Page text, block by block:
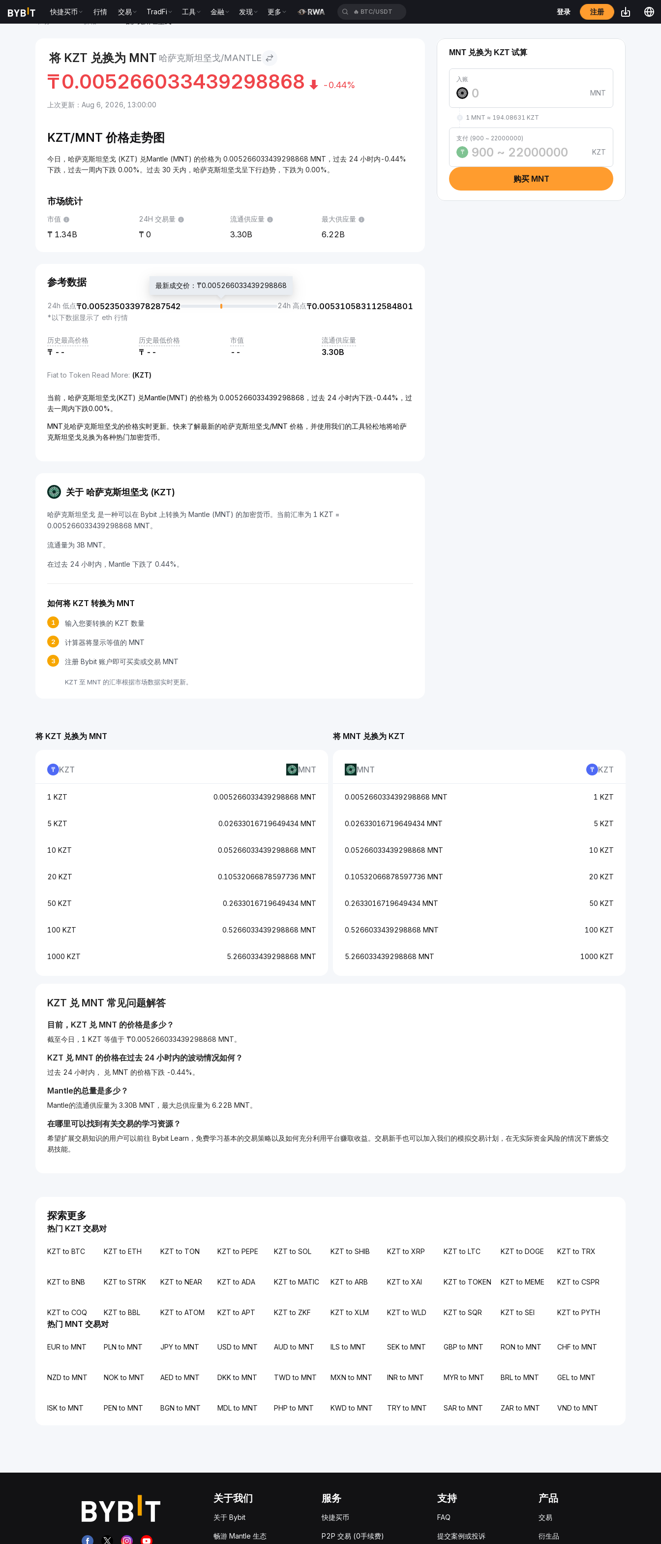
快捷买币 行情 交易 TradFi 工具 金融 发现 更多 🔥 BTC/USDT 登录 注册
将 KZT 兑换为 MNT 哈萨克斯坦坚戈/MANTLE
₸0.005266033439298868 -0.44%
上次更新：Aug 6, 2026, 13:00:00
KZT/MNT 价格走势图
今日，哈萨克斯坦坚戈 (KZT) 兑Mantle (MNT) 的价格为 0.005266033439298868 MNT，过去 24 小时内-0.44%
下跌，过去一周内下跌 0.00%。过去 30 天内，哈萨克斯坦坚戈呈下行趋势，下跌为 0.00%。
市场统计
市值
1.34B
24H 交易量
0
流通供应量
3.30B
最大供应量
6.22B
参考数据
24h 低点₸0.005235033978287542
最新成交价：₸0.005266033439298868
24h 高点₸0.005310583112584801
*以下数据显示了 eth 行情
历史最高价格
₸ --
历史最低价格
₸ --
市值
--
流通供应量
3.30B
Fiat to Token Read More: (KZT)
当前，哈萨克斯坦坚戈(KZT) 兑Mantle(MNT) 的价格为 0.005266033439298868，过去 24 小时内下跌-0.44%，过
去一周内下跌0.00%。
MNT兑哈萨克斯坦坚戈的价格实时更新。快来了解最新的哈萨克斯坦坚戈/MNT 价格，并使用我们的工具轻松地将哈萨
克斯坦坚戈兑换为各种热门加密货币。
关于 哈萨克斯坦坚戈 (KZT)
哈萨克斯坦坚戈 是一种可以在 Bybit 上转换为 Mantle (MNT) 的加密货币。当前汇率为 1 KZT =
0.005266033439298868 MNT。
流通量为 3B MNT。
在过去 24 小时内，Mantle 下跌了 0.44%。
如何将 KZT 转换为 MNT
1 输入您要转换的 KZT 数量
2 计算器将显示等值的 MNT
3 注册 Bybit 账户即可买卖或交易 MNT
KZT 至 MNT 的汇率根据市场数据实时更新。
MNT 兑换为 KZT 试算
入账
MNT
1 MNT ≈ 194.08631 KZT
支付 (900 ~ 22000000)
₸
KZT
购买 MNT
将 MNT 兑换为 KZT
MNT KZT
0.005266033439298868 MNT 1 KZT
0.02633016719649434 MNT 5 KZT
0.05266033439298868 MNT 10 KZT
0.10532066878597736 MNT 20 KZT
0.2633016719649434 MNT 50 KZT
0.5266033439298868 MNT 100 KZT
5.266033439298868 MNT 1000 KZT
将 KZT 兑换为 MNT
KZT MNT
1 KZT 0.005266033439298868 MNT
5 KZT 0.02633016719649434 MNT
10 KZT 0.05266033439298868 MNT
20 KZT 0.10532066878597736 MNT
50 KZT 0.2633016719649434 MNT
100 KZT 0.5266033439298868 MNT
1000 KZT 5.266033439298868 MNT
KZT 兑 MNT 常见问题解答
目前， KZT 兑 MNT 的价格是多少？
截至今日，1 KZT 等值于 ₸0.005266033439298868 MNT。
KZT 兑 MNT 的价格在过去 24 小时内的波动情况如何？
过去 24 小时内， 兑 MNT 的价格下跌 -0.44%。
Mantle的总量是多少？
Mantle的流通供应量为 3.30B MNT，最大总供应量为 6.22B MNT。
在哪里可以找到有关交易的学习资源？
希望扩展交易知识的用户可以前往 Bybit Learn，免费学习基本的交易策略以及如何充分利用平台赚取收益。交易新手也可以加入我们的模拟交易计划，在无实际资金风险的情况下磨炼交
易技能。
探索更多
热门 KZT 交易对
KZT to BTC KZT to ETH KZT to TON KZT to PEPE KZT to SOL KZT to SHIB KZT to XRP KZT to LTC KZT to DOGE KZT to TRX
KZT to BNB KZT to STRK KZT to NEAR KZT to ADA KZT to MATIC KZT to ARB KZT to XAI KZT to TOKEN KZT to MEME KZT to CSPR
KZT to COQ KZT to BBL KZT to ATOM KZT to APT KZT to ZKF KZT to XLM KZT to WLD KZT to SQR KZT to SEI KZT to PYTH
热门 MNT 交易对
EUR to MNT PLN to MNT JPY to MNT USD to MNT AUD to MNT ILS to MNT SEK to MNT GBP to MNT RON to MNT CHF to MNT
NZD to MNT NOK to MNT AED to MNT DKK to MNT TWD to MNT MXN to MNT INR to MNT MYR to MNT BRL to MNT GEL to MNT
ISK to MNT PEN to MNT BGN to MNT MDL to MNT PHP to MNT KWD to MNT TRY to MNT SAR to MNT ZAR to MNT VND to MNT
关于我们
关于 Bybit
畅游 Mantle 生态
服务
快捷买币
P2P 交易 (0手续费)
支持
FAQ
提交案例或投诉
产品
交易
衍生品